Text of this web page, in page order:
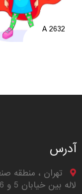
A 2632
آدرس
تهران ، منطقه
لاله بین خیابان 5 و 6 پلاک 65